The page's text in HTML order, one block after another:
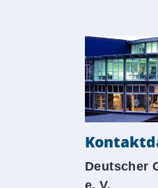
Deutscher